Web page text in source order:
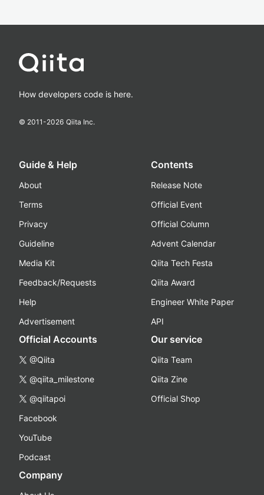
How developers code is here.
© 2011-2026 Qiita Inc.
Guide & Help
About
Terms
Privacy
Guideline
Media Kit
Feedback/Requests
Help
Advertisement
Contents
Release Note
Official Event
Official Column
Advent Calendar
Qiita Tech Festa
Qiita Award
Engineer White Paper
API
Official Accounts
@Qiita
@qiita_milestone
@qiitapoi
Facebook
YouTube
Podcast
Our service
Qiita Team
Qiita Zine
Official Shop
Company